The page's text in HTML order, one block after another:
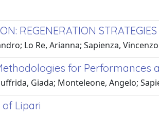
REGENERATION
Lo Re, Arianna; Sapienza, Vincenzo
for Performances
Giada; Monteleone, Angelo;
Lipari